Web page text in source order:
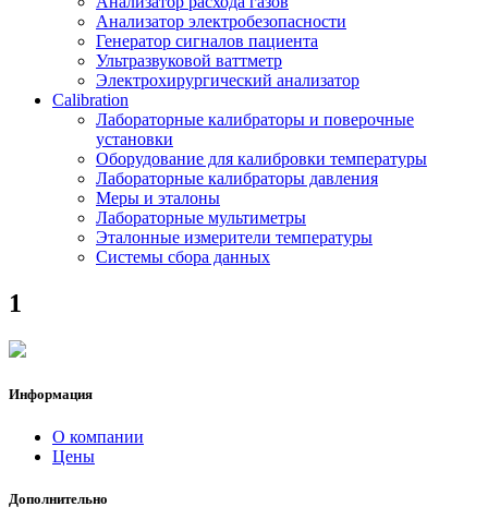
Анализатор электробезопасности
Генератор сигналов пациента
Ультразвуковой ваттметр
Электрохирургический анализатор
Calibration
Лабораторные калибраторы и поверочные
установки
Оборудование для калибровки температуры
Лабораторные калибраторы давления
Меры и эталоны
Лабораторные мультиметры
Эталонные измерители температуры
Системы сбора данных
1
Информация
О компании
Цены
Дополнительно